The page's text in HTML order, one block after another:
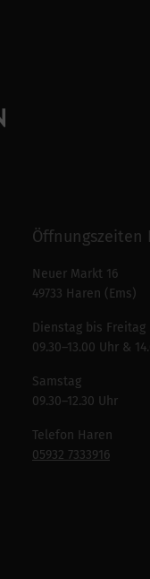
Öffnungszeiten
Neuer Markt 16
49733 Haren (Ems)
Dienstag bis Freitag
09.30–13.00 Uhr &
Samstag
09.30–12.30 Uhr
Telefon Haren
05932 7333916